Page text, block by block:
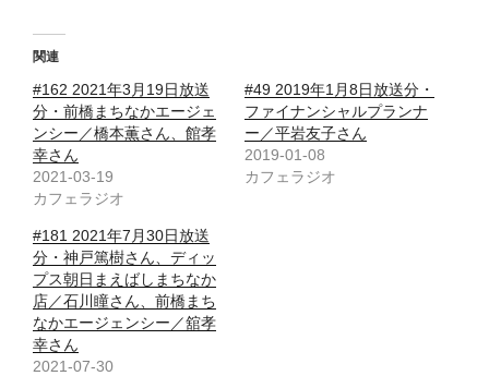
関連
#162 2021年3月19日放送
分・前橋まちなかエージェ
ンシー／橋本薫さん、館孝
幸さん
2021-03-19
カフェラジオ
#49 2019年1月8日放送分・
ファイナンシャルプランナ
ー／平岩友子さん
2019-01-08
カフェラジオ
#181 2021年7月30日放送
分・神戸篤樹さん、ディッ
プス朝日まえばしまちなか
店／石川瞳さん、前橋まち
なかエージェンシー／舘孝
幸さん
2021-07-30